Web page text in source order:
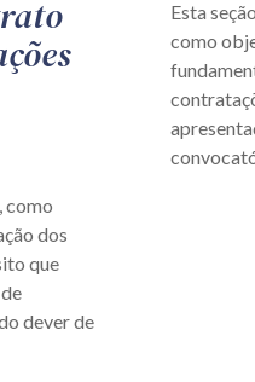
como
dos
que
dever de
Esta
como